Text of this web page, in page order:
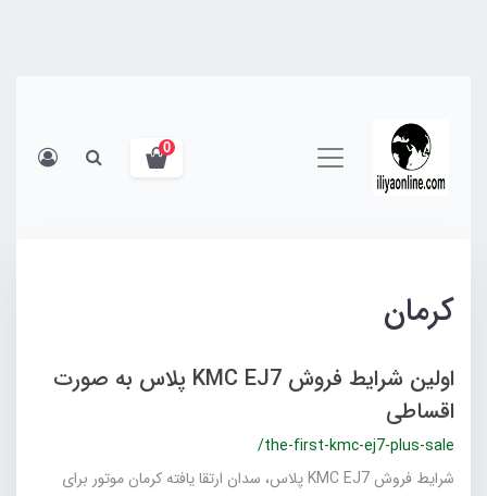
0
کرمان
اولین شرایط فروش KMC EJ7 پلاس به صورت
اقساطی
/the-first-kmc-ej7-plus-sale
شرایط فروش KMC EJ7 پلاس، سدان ارتقا یافته کرمان موتور برای